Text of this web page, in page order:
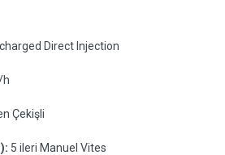
Direct Injection
h
Çekişli
5 ileri Manuel Vites